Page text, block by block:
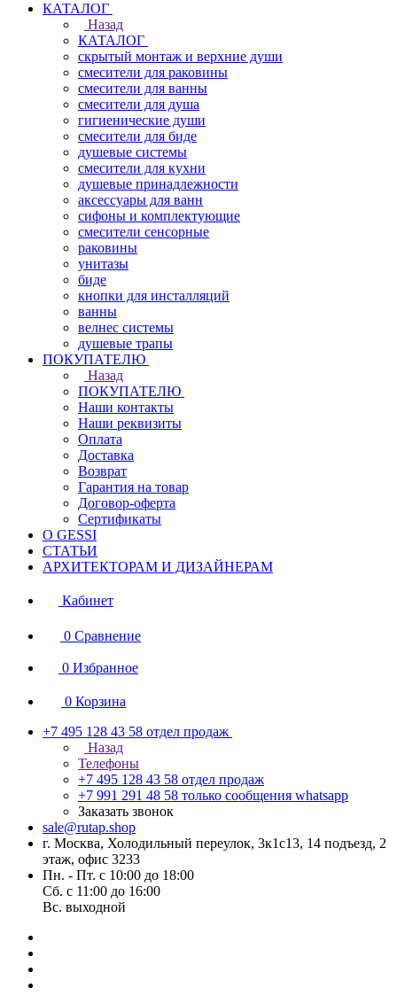
КАТАЛОГ
Назад
КАТАЛОГ
скрытый монтаж и верхние души
смесители для раковины
смесители для ванны
смесители для душа
гигиенические души
смесители для биде
душевые системы
смесители для кухни
душевые принадлежности
аксессуары для ванн
сифоны и комплектующие
смесители сенсорные
раковины
унитазы
биде
кнопки для инсталляций
ванны
велнес системы
душевые трапы
ПОКУПАТЕЛЮ
Назад
ПОКУПАТЕЛЮ
Наши контакты
Наши реквизиты
Оплата
Доставка
Возврат
Гарантия на товар
Договор-оферта
Сертификаты
О GESSI
СТАТЬИ
АРХИТЕКТОРАМ И ДИЗАЙНЕРАМ
Кабинет
0 Сравнение
0 Избранное
0 Корзина
+7 495 128 43 58 отдел продаж
Назад
Телефоны
+7 495 128 43 58 отдел продаж
+7 991 291 48 58 только сообщения whatsapp
Заказать звонок
sale@rutap.shop
г. Москва, Холодильный переулок, 3к1с13, 14 подъезд, 2
этаж, офис 3233
Пн. - Пт. с 10:00 до 18:00
Сб. с 11:00 до 16:00
Вс. выходной